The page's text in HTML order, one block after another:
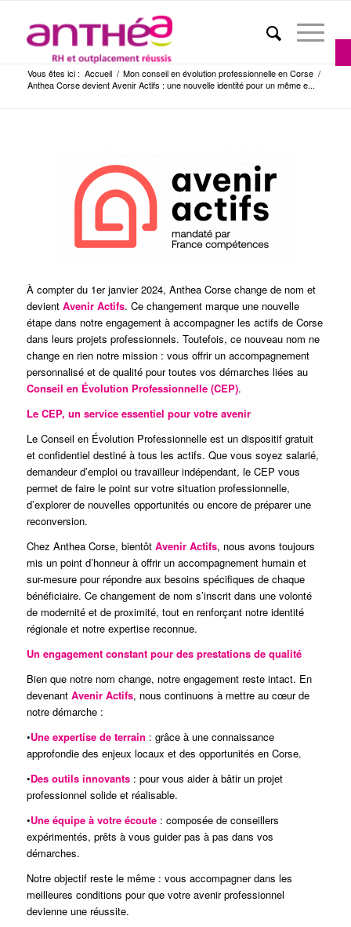
Vous êtes ici : Accueil / Mon conseil en évolution professionnelle en Corse /
Anthea Corse devient Avenir Actifs : une nouvelle identité pour un même e...
À compter du 1er janvier 2024, Anthea Corse change de nom et
devient Avenir Actifs. Ce changement marque une nouvelle
étape dans notre engagement à accompagner les actifs de Corse
dans leurs projets professionnels. Toutefois, ce nouveau nom ne
change en rien notre mission : vous offrir un accompagnement
personnalisé et de qualité pour toutes vos démarches liées au
Conseil en Évolution Professionnelle (CEP).
Le CEP, un service essentiel pour votre avenir
Le Conseil en Évolution Professionnelle est un dispositif gratuit
et confidentiel destiné à tous les actifs. Que vous soyez salarié,
demandeur d’emploi ou travailleur indépendant, le CEP vous
permet de faire le point sur votre situation professionnelle,
d’explorer de nouvelles opportunités ou encore de préparer une
reconversion.
Chez Anthea Corse, bientôt Avenir Actifs, nous avons toujours
mis un point d’honneur à offrir un accompagnement humain et
sur-mesure pour répondre aux besoins spécifiques de chaque
bénéficiaire. Ce changement de nom s’inscrit dans une volonté
de modernité et de proximité, tout en renforçant notre identité
régionale et notre expertise reconnue.
Un engagement constant pour des prestations de qualité
Bien que notre nom change, notre engagement reste intact. En
devenant Avenir Actifs, nous continuons à mettre au cœur de
notre démarche :
•Une expertise de terrain : grâce à une connaissance
approfondie des enjeux locaux et des opportunités en Corse.
•Des outils innovants: pour vous aider à bâtir un projet
professionnel solide et réalisable.
•Une équipe à votre écoute: composée de conseillers
expérimentés, prêts à vous guider pas à pas dans vos
démarches.
Notre objectif reste le même : vous accompagner dans les
meilleures conditions pour que votre avenir professionnel
devienne une réussite.